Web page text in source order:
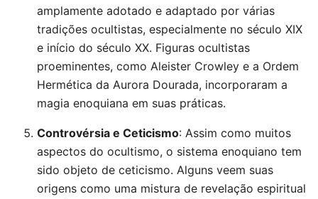
amplamente adotado e adaptado por várias
tradições ocultistas, especialmente no século XIX
e início do século XX. Figuras ocultistas
proeminentes, como Aleister Crowley e a Ordem
Hermética da Aurora Dourada, incorporaram a
magia enoquiana em suas práticas.
Controvérsia e Ceticismo: Assim como muitos
aspectos do ocultismo, o sistema enoquiano tem
sido objeto de ceticismo. Alguns veem suas
origens como uma mistura de revelação espiritual